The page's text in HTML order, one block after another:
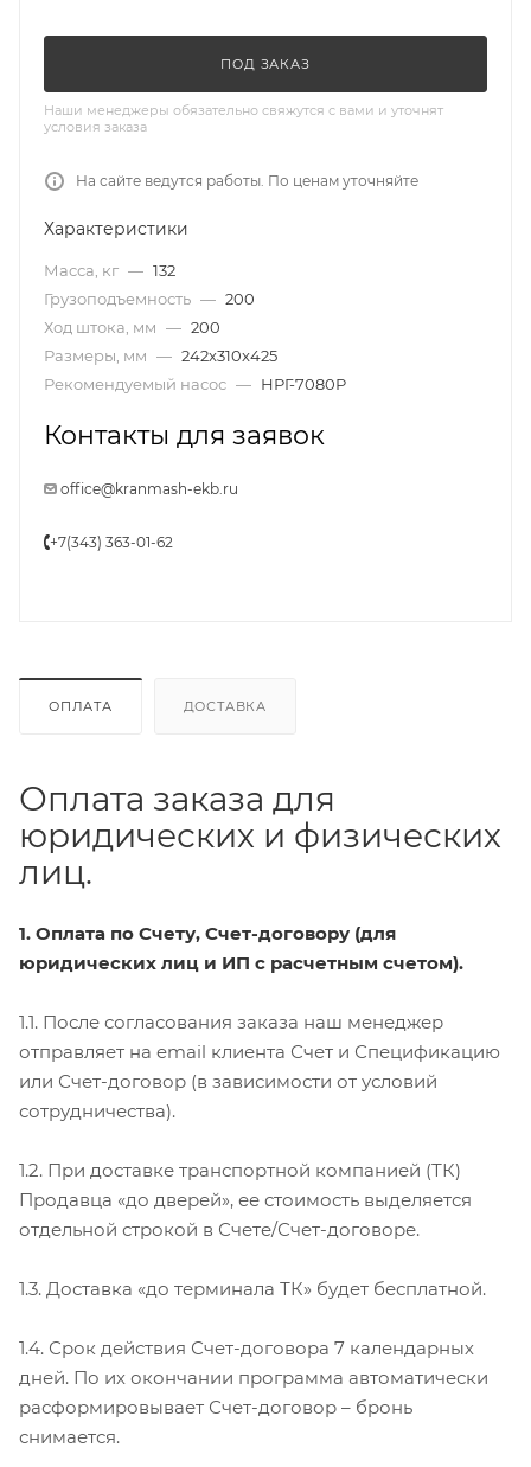
ПОД ЗАКАЗ
Наши менеджеры обязательно свяжутся с вами и уточнят
условия заказа
На сайте ведутся работы. По ценам уточняйте
Характеристики
Масса, кг — 132
Грузоподъемность — 200
Ход штока, мм — 200
Размеры, мм — 242x310x425
Рекомендуемый насос — НРГ-7080Р
Контакты для заявок
office@kranmash-ekb.ru
+7(343) 363-01-62
ОПЛАТА ДОСТАВКА
Оплата заказа для
юридических и физических
лиц.
1. Оплата по Счету, Счет-договору (для
юридических лиц и ИП с расчетным счетом).
1.1. После согласования заказа наш менеджер
отправляет на email клиента Счет и Спецификацию
или Счет-договор (в зависимости от условий
сотрудничества).
1.2. При доставке транспортной компанией (ТК)
Продавца «до дверей», ее стоимость выделяется
отдельной строкой в Счете/Счет-договоре.
1.3. Доставка «до терминала ТК» будет бесплатной.
1.4. Срок действия Счет-договора 7 календарных
дней. По их окончании программа автоматически
расформировывает Счет-договор – бронь
снимается.